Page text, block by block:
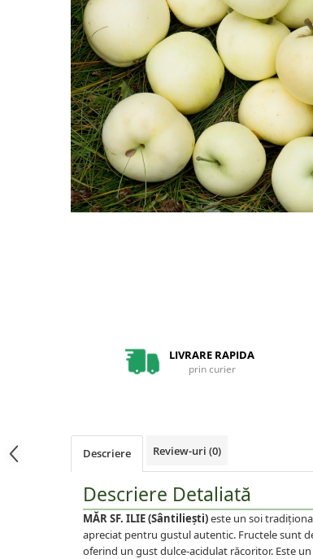
Arbori Ornamentali
Pachete Promotionale
Plante foioase
Plante ornamentale
Plante urcatoare
Pomi columnari
LIVRARE RAPIDA
prin curier
Descriere Review-uri (0)
Descriere Detaliată
MĂR SF. ILIE (Sântiliești)este un soi
apreciat pentru gustul autentic. Fructele sunt
oferind un gust dulce-acidulat răcoritor. Este